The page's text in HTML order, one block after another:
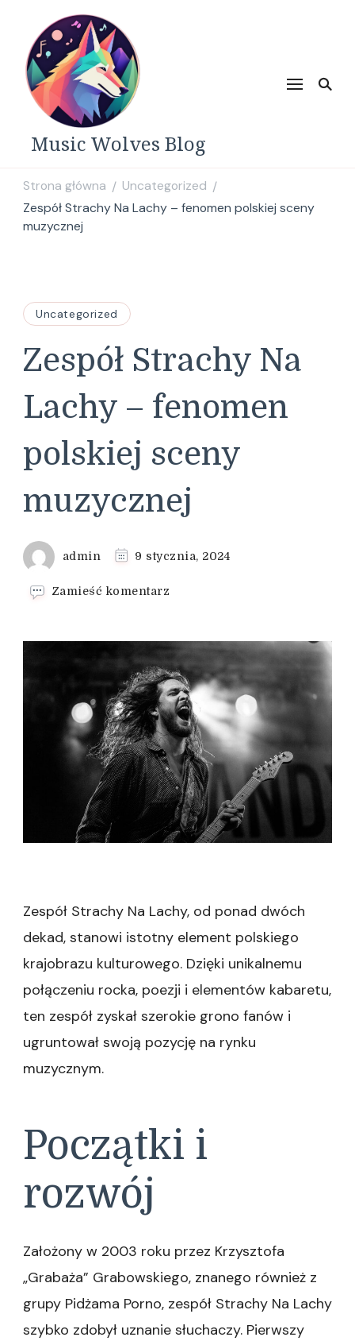
Music Wolves Blog
Strona główna / Uncategorized /
Zespół Strachy Na Lachy – fenomen polskiej sceny
muzycznej
Uncategorized
Zespół Strachy Na
Lachy – fenomen
polskiej sceny
muzycznej
admin 9 stycznia, 2024
Zamieść komentarz
Strachy
Lachy
–
fenomen
polskiej
sceny
muzycznej
Zespół Strachy Na Lachy, od ponad dwóch
dekad, stanowi istotny element polskiego
krajobrazu kulturowego. Dzięki unikalnemu
połączeniu rocka, poezji i elementów kabaretu,
ten zespół zyskał szerokie grono fanów i
ugruntował swoją pozycję na rynku
muzycznym.
Początki i
rozwój
Założony w 2003 roku przez Krzysztofa
„Grabaża” Grabowskiego, znanego również z
grupy Pidżama Porno, zespół Strachy Na Lachy
szybko zdobył uznanie słuchaczy. Pierwszy